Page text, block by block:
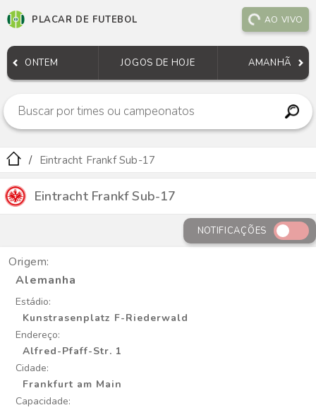
PLACAR DE FUTEBOL AO VIVO
ONTEM JOGOS DE HOJE AMANHÃ
Eintracht Frankf Sub-17
Eintracht Frankf Sub-17
NOTIFICAÇÕES
Origem:
Alemanha
Estádio:
Kunstrasenplatz F-Riederwald
Endereço:
Alfred-Pfaff-Str. 1
Cidade:
Frankfurt am Main
Capacidade: